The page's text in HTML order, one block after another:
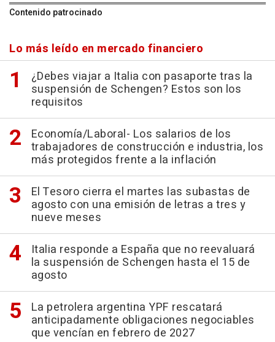
Contenido patrocinado
Lo más leído en mercado financiero
¿Debes viajar a Italia con pasaporte tras la
suspensión de Schengen? Estos son los
requisitos
Economía/Laboral- Los salarios de los
trabajadores de construcción e industria, los
más protegidos frente a la inflación
El Tesoro cierra el martes las subastas de
agosto con una emisión de letras a tres y
nueve meses
Italia responde a España que no reevaluará
la suspensión de Schengen hasta el 15 de
agosto
La petrolera argentina YPF rescatará
anticipadamente obligaciones negociables
que vencían en febrero de 2027